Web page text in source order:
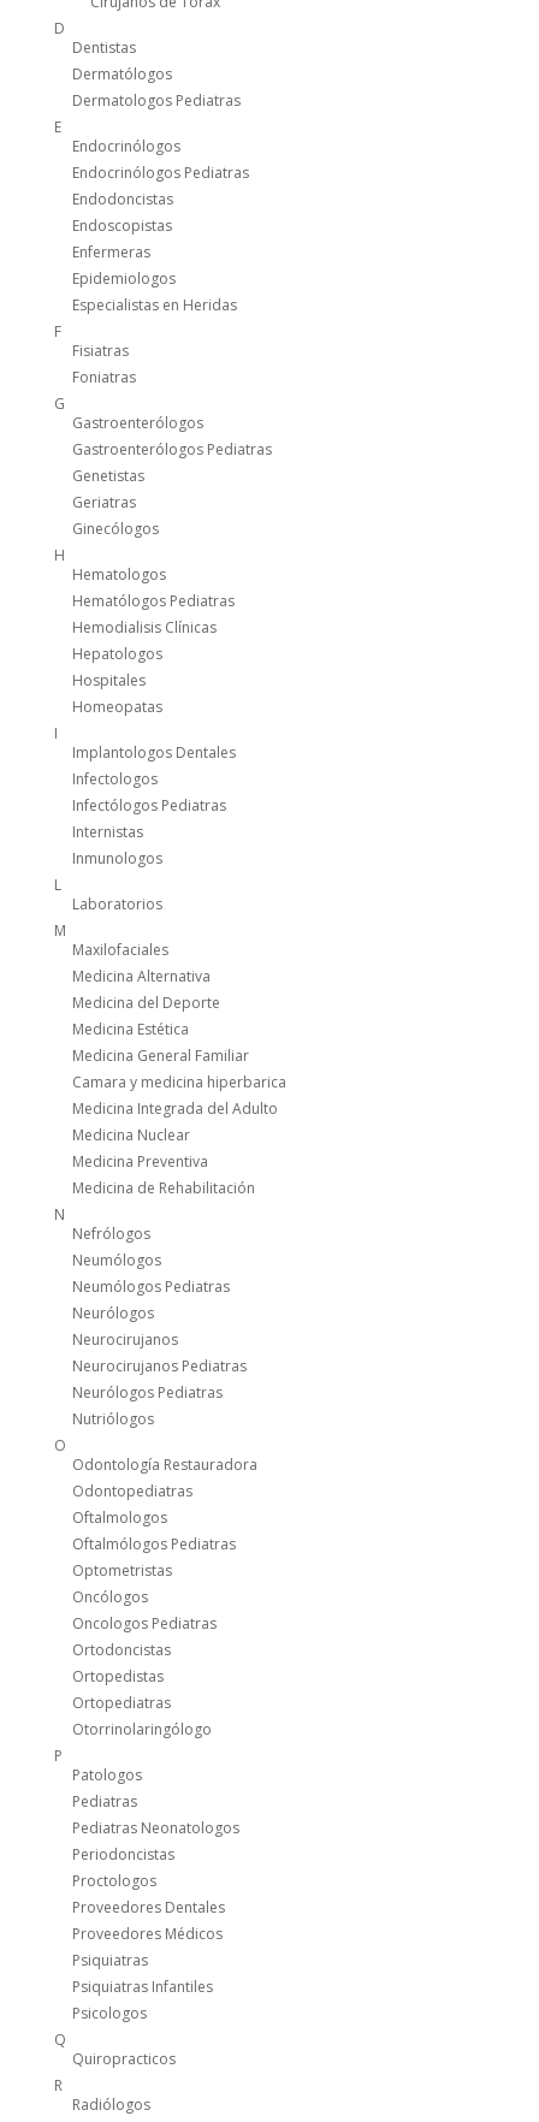
D
Dentistas
Dermatólogos
Dermatologos Pediatras
E
Endocrinólogos
Endocrinólogos Pediatras
Endodoncistas
Endoscopistas
Enfermeras
Epidemiologos
Especialistas en Heridas
F
Fisiatras
Foniatras
G
Gastroenterólogos
Gastroenterólogos Pediatras
Genetistas
Geriatras
Ginecólogos
H
Hematologos
Hematólogos Pediatras
Hemodialisis Clínicas
Hepatologos
Hospitales
Homeopatas
I
Implantologos Dentales
Infectologos
Infectólogos Pediatras
Internistas
Inmunologos
L
Laboratorios
M
Maxilofaciales
Medicina Alternativa
Medicina del Deporte
Medicina Estética
Medicina General Familiar
Camara y medicina hiperbarica
Medicina Integrada del Adulto
Medicina Nuclear
Medicina Preventiva
Medicina de Rehabilitación
N
Nefrólogos
Neumólogos
Neumólogos Pediatras
Neurólogos
Neurocirujanos
Neurocirujanos Pediatras
Neurólogos Pediatras
Nutriólogos
O
Odontología Restauradora
Odontopediatras
Oftalmologos
Oftalmólogos Pediatras
Optometristas
Oncólogos
Oncologos Pediatras
Ortodoncistas
Ortopedistas
Ortopediatras
Otorrinolaringólogo
P
Patologos
Pediatras
Pediatras Neonatologos
Periodoncistas
Proctologos
Proveedores Dentales
Proveedores Médicos
Psiquiatras
Psiquiatras Infantiles
Psicologos
Q
Quiropracticos
R
Radiólogos